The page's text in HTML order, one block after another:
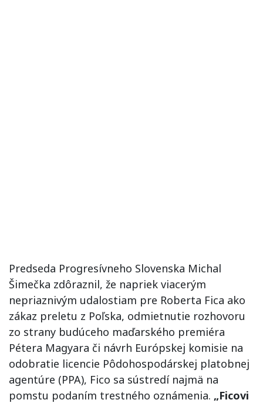
Predseda Progresívneho Slovenska Michal
Šimečka zdôraznil, že napriek viacerým
nepriaznivým udalostiam pre Roberta Fica ako
zákaz preletu z Poľska, odmietnutie rozhovoru
zo strany budúceho maďarského premiéra
Pétera Magyara či návrh Európskej komisie na
odobratie licencie Pôdohospodárskej platobnej
agentúre (PPA), Fico sa sústredí najmä na
pomstu podaním trestného oznámenia. „Ficovi